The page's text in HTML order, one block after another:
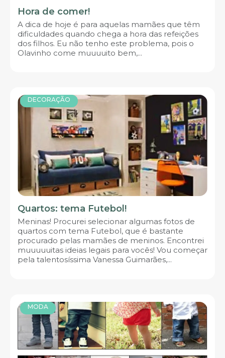
Hora de comer!
A dica de hoje é para aquelas mamães que têm
dificuldades quando chega a hora das refeições
dos filhos. Eu não tenho este problema, pois o
Olavinho come muuuuito bem,...
DECORAÇÃO
Quartos: tema Futebol!
Meninas! Procurei selecionar algumas fotos de
quartos com tema Futebol, que é bastante
procurado pelas mamães de meninos. Encontrei
muuuuuitas ideias legais para vocês! Vou começar
pela talentosíssima Vanessa Guimarães,...
MODA